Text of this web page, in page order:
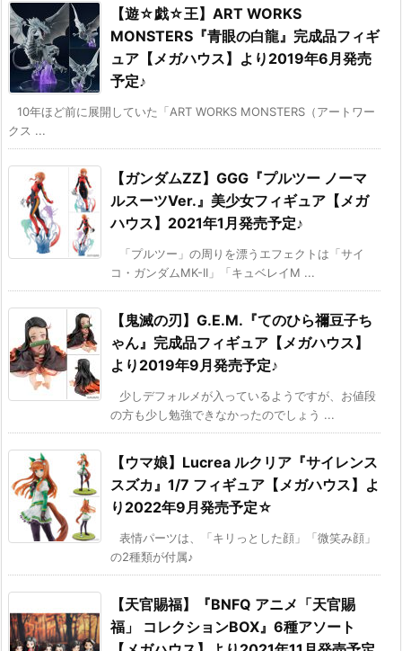
【遊☆戯☆王】ART WORKS
MONSTERS『青眼の白龍』完成品フィギ
ュア【メガハウス】より2019年6月発売
予定♪
10年ほど前に展開していた「ART WORKS MONSTERS（アートワー
クス ...
【ガンダムZZ】GGG『プルツー ノーマ
ルスーツVer.』美少女フィギュア【メガ
ハウス】2021年1月発売予定♪
「プルツー」の周りを漂うエフェクトは「サイ
コ・ガンダムMK-II」「キュベレイM ...
【鬼滅の刃】G.E.M.『てのひら禰豆子ち
ゃん』完成品フィギュア【メガハウス】
より2019年9月発売予定♪
少しデフォルメが入っているようですが、お値段
の方も少し勉強できなかったのでしょう ...
【ウマ娘】Lucrea ルクリア『サイレンス
スズカ』1/7 フィギュア【メガハウス】よ
り2022年9月発売予定☆
表情パーツは、「キリっとした顔」「微笑み顔」
の2種類が付属♪
【天官賜福】『BNFQ アニメ「天官賜
福」 コレクションBOX』6種アソート